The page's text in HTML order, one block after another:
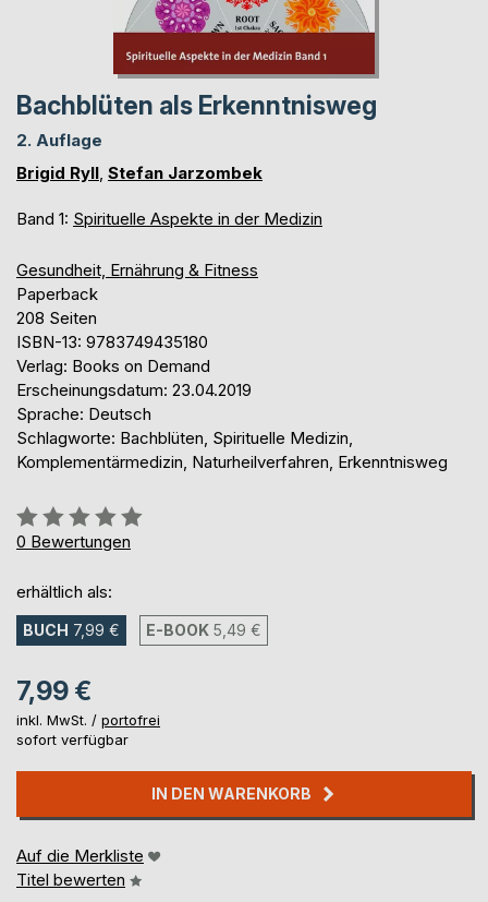
Bachblüten als Erkenntnisweg
2. Auflage
Brigid Ryll, Stefan Jarzombek
Band 1: Spirituelle Aspekte in der Medizin
Gesundheit, Ernährung & Fitness
Paperback
208 Seiten
ISBN-13: 9783749435180
Verlag: Books on Demand
Erscheinungsdatum: 23.04.2019
Sprache: Deutsch
Schlagworte: Bachblüten, Spirituelle Medizin,
Komplementärmedizin, Naturheilverfahren, Erkenntnisweg
Bewertung::
0%
0 Bewertungen
erhältlich als:
BUCH 7,99 € E-BOOK 5,49 €
7,99 €
inkl. MwSt. / portofrei
sofort verfügbar
IN DEN WARENKORB
Auf die Merkliste
Titel bewerten